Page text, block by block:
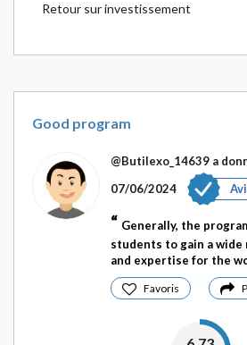
Retour sur investissement
Good program
@Butilexo_14639 a
07/06/2024
Generally, the
students to gain a wide
and expertise for the
Favoris